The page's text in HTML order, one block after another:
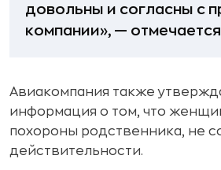
довольны и согласны с
компании», —
Авиакомпания также
информация о том, что
похороны родственника, не
действительности.